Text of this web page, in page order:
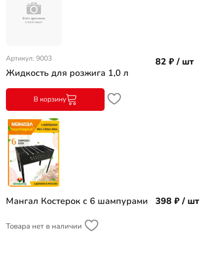
Артикул: 9003
Жидкость для розжига 1,0 л
В корзину
82 ₽ / шт
Мангал Костерок с 6 шампурами
Товара нет в наличии
398 ₽ / шт